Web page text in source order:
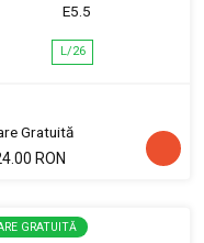
E5.5
L/26
Gratuită
RON
GRATUITĂ